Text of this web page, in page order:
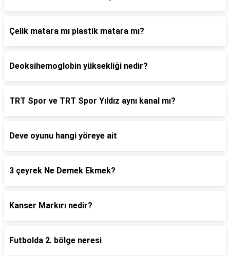
Çelik matara mı plastik matara mı?
Deoksihemoglobin yüksekliği nedir?
TRT Spor ve TRT Spor Yıldız aynı kanal mı?
Deve oyunu hangi yöreye ait
3 çeyrek Ne Demek Ekmek?
Kanser Markırı nedir?
Futbolda 2. bölge neresi